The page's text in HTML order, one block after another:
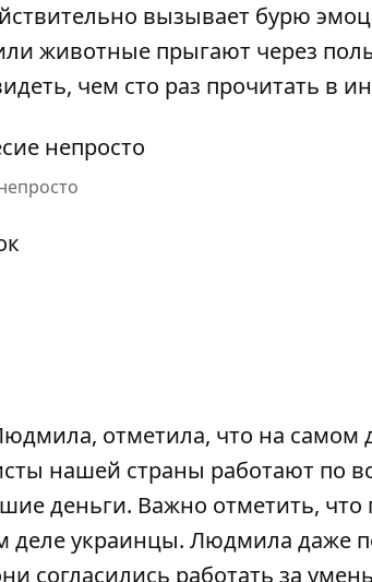
вызывает бурю
животные прыгают через
чем сто раз прочитать в
отметила, что на самом
нашей страны работают по
деньги. Важно отметить,
деле украинцы. Людмила даже
согласились работать за